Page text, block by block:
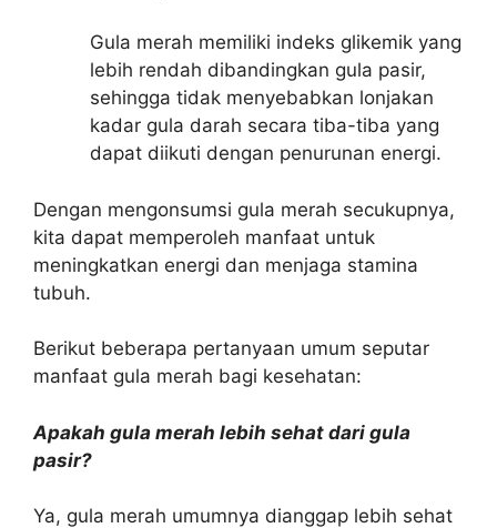
Gula merah memiliki indeks glikemik yang
lebih rendah dibandingkan gula pasir,
sehingga tidak menyebabkan lonjakan
kadar gula darah secara tiba-tiba yang
dapat diikuti dengan penurunan energi.
Dengan mengonsumsi gula merah secukupnya,
kita dapat memperoleh manfaat untuk
meningkatkan energi dan menjaga stamina
tubuh.
Berikut beberapa pertanyaan umum seputar
manfaat gula merah bagi kesehatan:
Apakah gula merah lebih sehat dari gula
pasir?
Ya, gula merah umumnya dianggap lebih sehat